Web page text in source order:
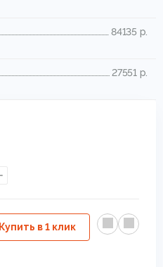
84135 р.
27551 р.
Купить в 1 клик